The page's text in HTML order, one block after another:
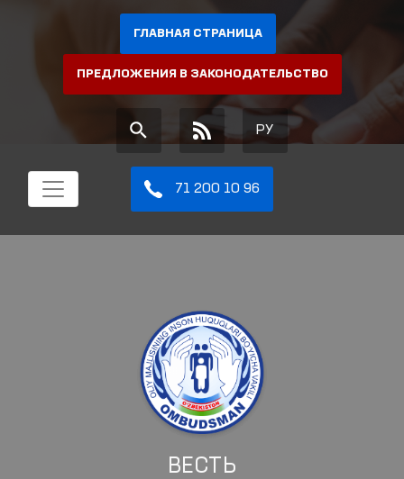
ГЛАВНАЯ СТРАНИЦА
ПРЕДЛОЖЕНИЯ В ЗАКОНОДАТЕЛЬСТВО
РУ
71 200 10 96
ВЕСТЬ